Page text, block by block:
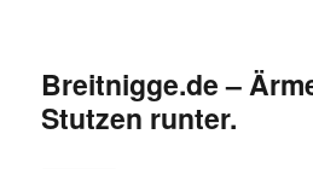
Breitnigge.de –
Stutzen runter.